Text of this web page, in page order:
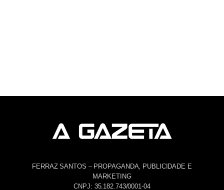
FERRAZ SANTOS – PROPAGANDA, PUBLICIDADE E
MARKETING
CNPJ: 35.182.743/0001-04